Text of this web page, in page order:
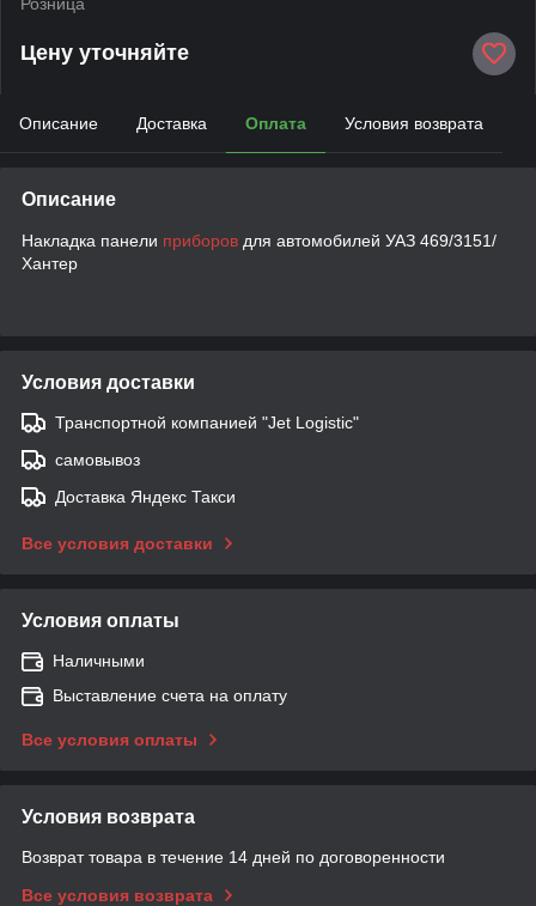
Цену уточняйте
Описание Доставка Оплата Условия возврата
Описание
Накладка панели приборов для автомобилей УАЗ 469/3151/
Хантер
Условия доставки
Транспортной компанией "Jet Logistic"
самовывоз
Доставка Яндекс Такси
Все условия доставки
Условия оплаты
Наличными
Выставление счета на оплату
Все условия оплаты
Условия возврата
Возврат товара в течение 14 дней по договоренности
Все условия возврата